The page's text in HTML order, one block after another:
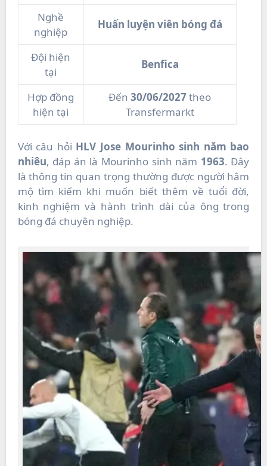
Nghề
nghiệp
Huấn luyện viên bóng đá
Đội hiện
tại
Benfica
Hợp đồng
hiện tại
Đến30/06/2027 theo
Transfermarkt
Với câu hỏi HLV Jose Mourinho sinh năm bao
nhiêu, đáp án là Mourinho sinh năm 1963. Đây
là thông tin quan trọng thường được người hâm
mộ tìm kiếm khi muốn biết thêm về tuổi đời,
kinh nghiệm và hành trình dài của ông trong
bóng đá chuyên nghiệp.